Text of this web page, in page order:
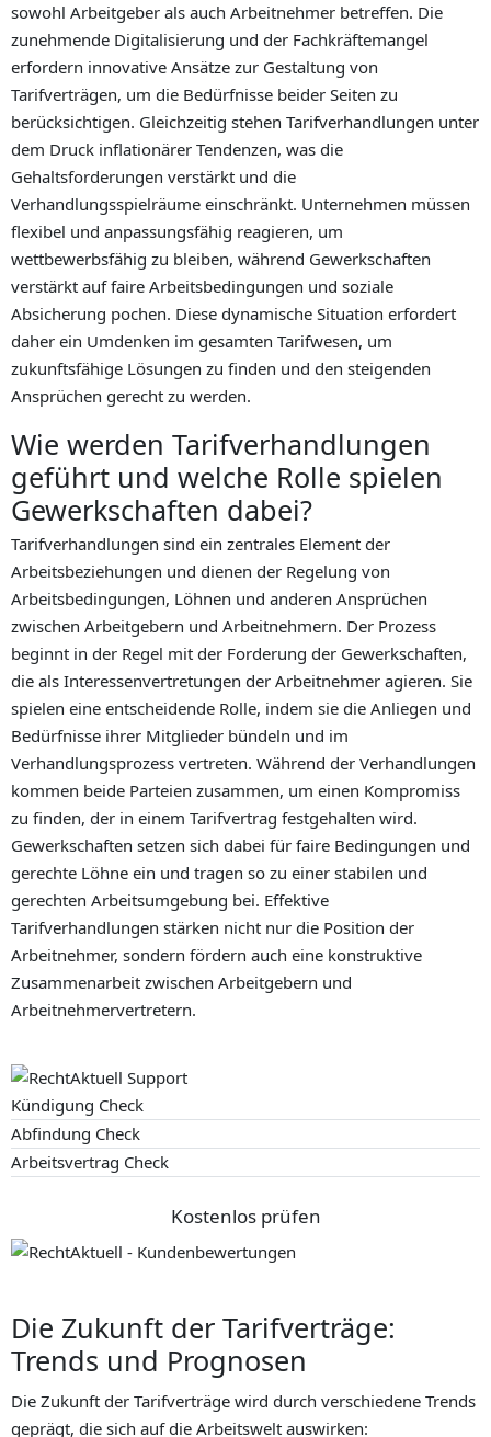
sowohl Arbeitgeber als auch Arbeitnehmer betreffen. Die
zunehmende Digitalisierung und der Fachkräftemangel
erfordern innovative Ansätze zur Gestaltung von
Tarifverträgen, um die Bedürfnisse beider Seiten zu
berücksichtigen. Gleichzeitig stehen Tarifverhandlungen unter
dem Druck inflationärer Tendenzen, was die
Gehaltsforderungen verstärkt und die
Verhandlungsspielräume einschränkt. Unternehmen müssen
flexibel und anpassungsfähig reagieren, um
wettbewerbsfähig zu bleiben, während Gewerkschaften
verstärkt auf faire Arbeitsbedingungen und soziale
Absicherung pochen. Diese dynamische Situation erfordert
daher ein Umdenken im gesamten Tarifwesen, um
zukunftsfähige Lösungen zu finden und den steigenden
Ansprüchen gerecht zu werden.
Wie werden Tarifverhandlungen
geführt und welche Rolle spielen
Gewerkschaften dabei?
Tarifverhandlungen sind ein zentrales Element der
Arbeitsbeziehungen und dienen der Regelung von
Arbeitsbedingungen, Löhnen und anderen Ansprüchen
zwischen Arbeitgebern und Arbeitnehmern. Der Prozess
beginnt in der Regel mit der Forderung der Gewerkschaften,
die als Interessenvertretungen der Arbeitnehmer agieren. Sie
spielen eine entscheidende Rolle, indem sie die Anliegen und
Bedürfnisse ihrer Mitglieder bündeln und im
Verhandlungsprozess vertreten. Während der Verhandlungen
kommen beide Parteien zusammen, um einen Kompromiss
zu finden, der in einem Tarifvertrag festgehalten wird.
Gewerkschaften setzen sich dabei für faire Bedingungen und
gerechte Löhne ein und tragen so zu einer stabilen und
gerechten Arbeitsumgebung bei. Effektive
Tarifverhandlungen stärken nicht nur die Position der
Arbeitnehmer, sondern fördern auch eine konstruktive
Zusammenarbeit zwischen Arbeitgebern und
Arbeitnehmervertretern.
Kündigung Check
Abfindung Check
Arbeitsvertrag Check
Kostenlos prüfen
Die Zukunft der Tarifverträge:
Trends und Prognosen
Die Zukunft der Tarifverträge wird durch verschiedene Trends
geprägt, die sich auf die Arbeitswelt auswirken: